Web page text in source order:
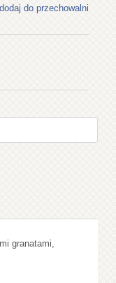
dodaj do przechowalni
granatami,